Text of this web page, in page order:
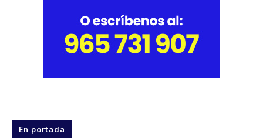
En portada